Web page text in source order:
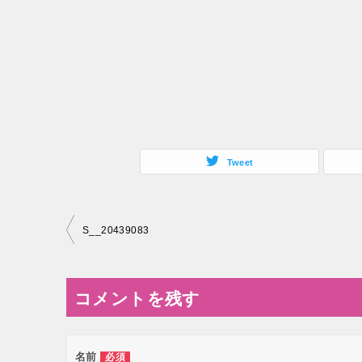
Tweet
投
ナ
ビ
ー
S__20439083
コメントを残す
名前 必須